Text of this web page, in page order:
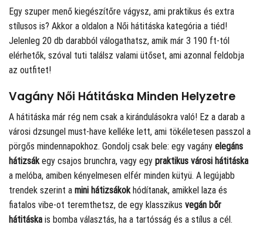
Egy szuper menő kiegészítőre vágysz, ami praktikus és extra
stílusos is? Akkor a oldalon a Női hátitáska kategória a tiéd!
Jelenleg 20 db darabból válogathatsz, amik már 3 190 ft-tól
elérhetők, szóval tuti találsz valami ütőset, ami azonnal feldobja
az outfitet!
Vagány Női Hátitáska Minden Helyzetre
A hátitáska már rég nem csak a kirándulásokra való! Ez a darab a
városi dzsungel must-have kelléke lett, ami tökéletesen passzol a
pörgős mindennapokhoz. Gondolj csak bele: egy vagány elegáns
hátizsák egy csajos brunchra, vagy egy praktikus városi hátitáska
a melóba, amiben kényelmesen elfér minden kütyü. A legújabb
trendek szerint a mini hátizsákok hódítanak, amikkel laza és
fiatalos vibe-ot teremthetsz, de egy klasszikus vegán bőr
hátitáska is bomba választás, ha a tartósság és a stílus a cél.